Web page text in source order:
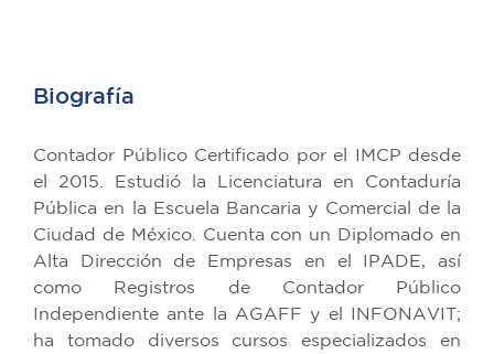
Biografía
Contador Público Certificado por el IMCP desde
el 2015. Estudió la Licenciatura en Contaduría
Pública en la Escuela Bancaria y Comercial de la
Ciudad de México. Cuenta con un Diplomado en
Alta Dirección de Empresas en el IPADE, así
como Registros de Contador Público
Independiente ante la AGAFF y el INFONAVIT;
ha tomado diversos cursos especializados en